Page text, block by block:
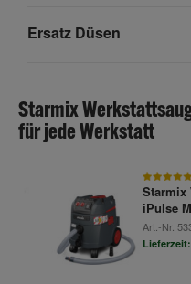
Ersatz Düsen
Starmix
für jede Werkstatt
Starmix
iPulse
Art.-Nr.